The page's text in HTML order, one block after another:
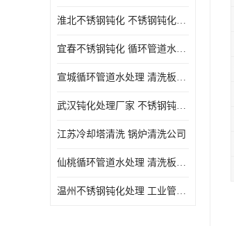
淮北不锈钢钝化 不锈钢钝化公司
宜春不锈钢钝化 循环管道水处理公司
宣城循环管道水处理 清洗板式换热器公司
武汉钝化处理厂家 不锈钢钝化公司
江苏冷却塔清洗 锅炉清洗公司
仙桃循环管道水处理 清洗板式换热器公司 服务好
温州不锈钢钝化处理 工业管道清洗公司 20年行业经验